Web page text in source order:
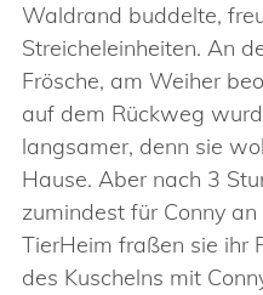
Waldrand buddelte,
Streicheleinheiten. An
Frösche, am Weiher
auf dem Rückweg
langsamer, denn sie
Hause. Aber nach 3
zumindest für Conny an
TierHeim fraßen sie ihr
des Kuschelns mit